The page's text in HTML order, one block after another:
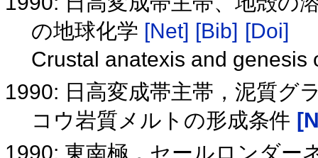
の地球化学 [Net] [Bib] [Doi]
Crustal anatexis and
1990: 日高変成帯主帯，泥質グ
コウ岩質メルトの形成条件
1990: 東南極，セールロンダー